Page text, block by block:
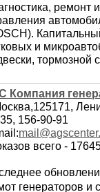
ремонт
и
тормозной
Компания
156-90-91
всего -
генераторов и